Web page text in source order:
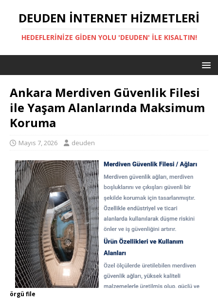
DEUDEN İNTERNET HIZMETLERI
HEDEFLERINIZE GIDEN YOLU 'DEUDEN' ILE KISALTIN!
Ankara Merdiven Güvenlik Filesi
ile Yaşam Alanlarında Maksimum
Koruma
Mayıs 7, 2026 deuden
örgü file